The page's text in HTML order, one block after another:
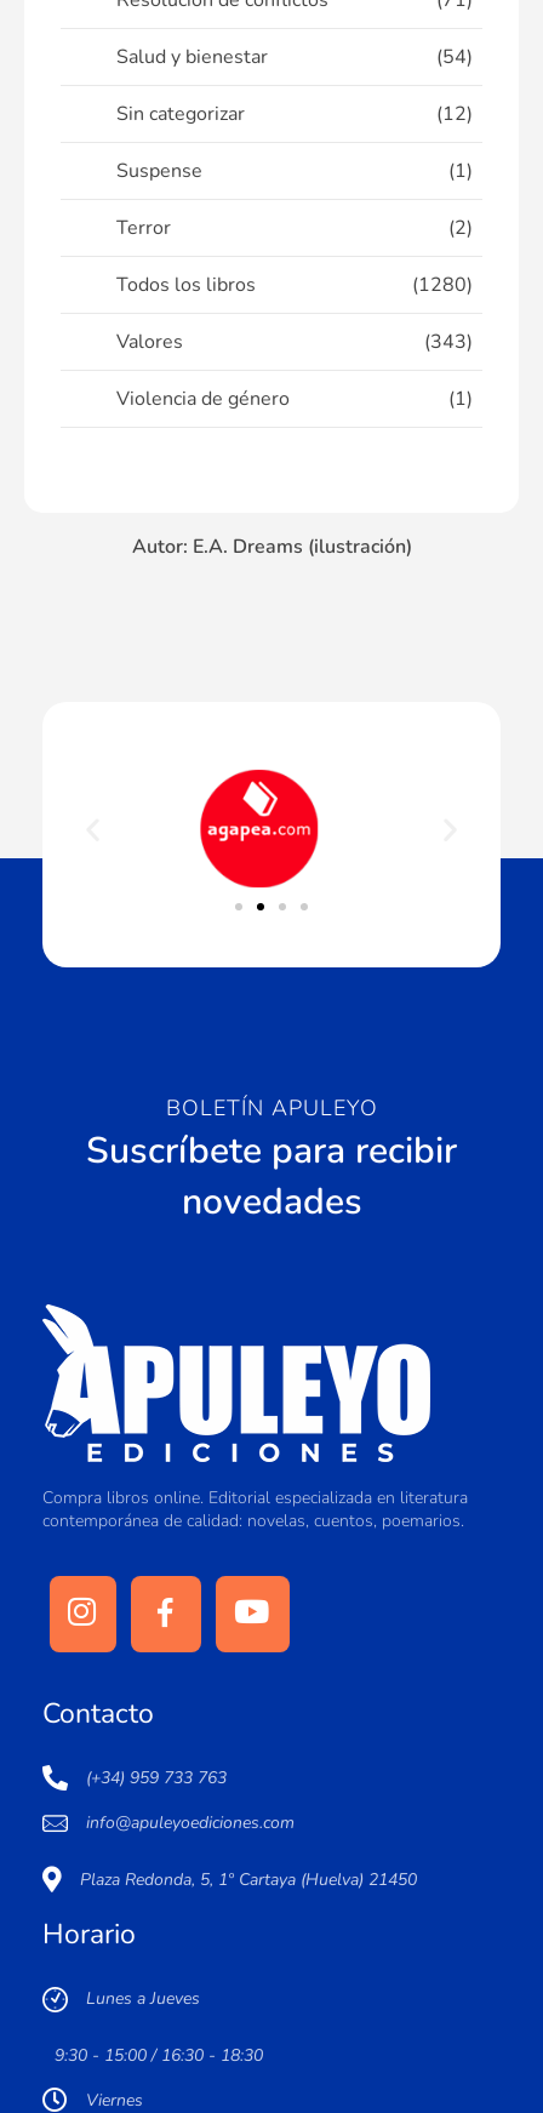
Salud y bienestar (54)
Sin categorizar (12)
Suspense (1)
Terror (2)
Todos los libros (1280)
Valores (343)
Violencia de género (1)
Autor: E.A. Dreams (ilustración)
BOLETÍN APULEYO
Suscríbete para recibir
novedades
Compra libros online. Editorial especializada en literatura
contemporánea de calidad: novelas, cuentos, poemarios.
Contacto
(+34) 959 733 763
info@apuleyoediciones.com
Plaza Redonda, 5, 1º Cartaya (Huelva) 21450
Horario
Lunes a Jueves
9:30 - 15:00 / 16:30 - 18:30
Viernes